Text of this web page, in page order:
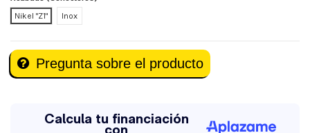
Nikel "Z1"
Inox
Pregunta sobre el producto